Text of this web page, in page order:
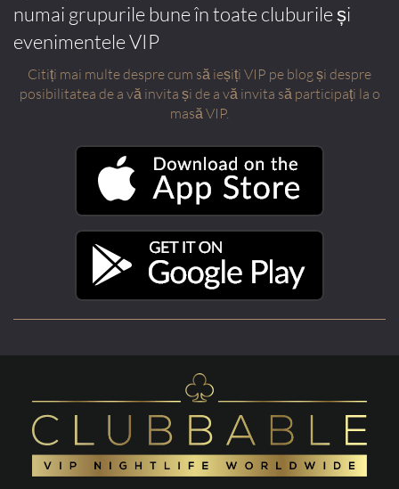
numai grupurile bune în toate cluburile și
evenimentele VIP
Citiți mai multe despre cum să ieșiți VIP pe blog și despre
posibilitatea de a vă invita și de a vă invita să participați la o
masă VIP.